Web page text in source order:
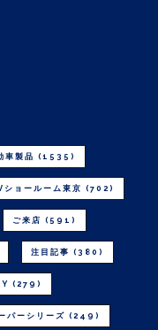
車製品 (1535)
ショールーム東京 (702)
ご来店 (591)
注目記事 (380)
(279)
パーシリーズ (249)